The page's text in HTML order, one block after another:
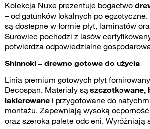
Kolekcja Nuxe prezentuje bogactwo
– od gatunków lokalnych po
są dostępne w formie płyt, laminatów
Surowiec pochodzi z lasów
potwierdza odpowiedzialne
Shinnoki – drewno gotowe do użycia
Linia premium gotowych płyt
Decospan. Materiały są szczotkowane,
lakierowane i przygotowane do
montażu. Zapewniają wysoką
oraz szeroką paletę odcieni. Wyróżniają